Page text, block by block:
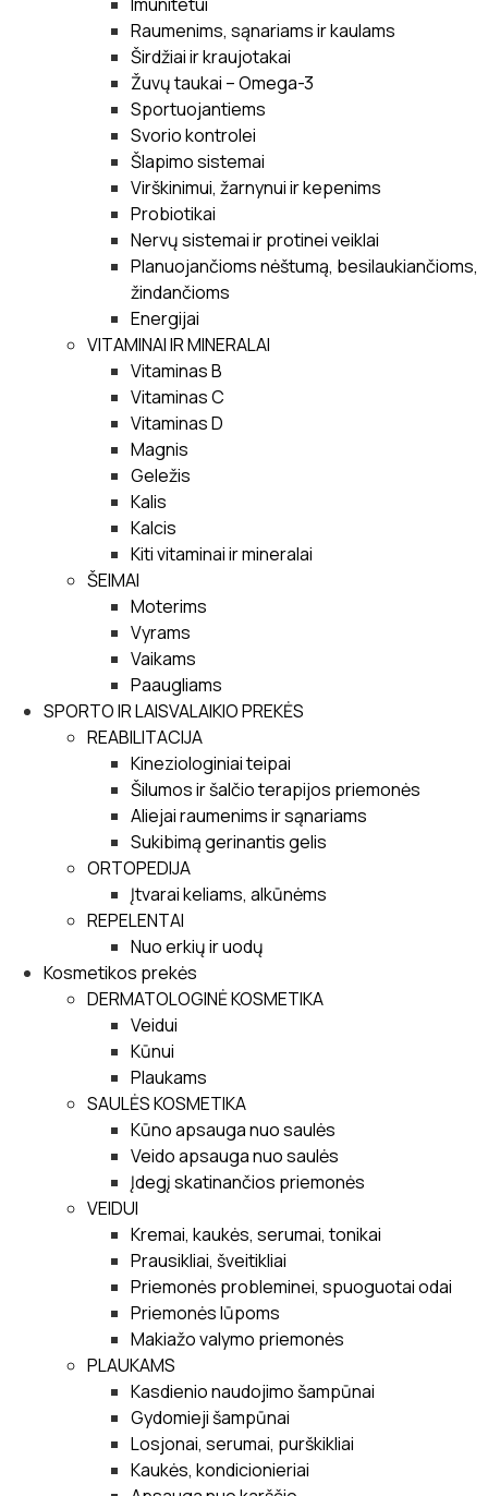
Raumenims, sąnariams ir kaulams
Širdžiai ir kraujotakai
Žuvų taukai – Omega-3
Sportuojantiems
Svorio kontrolei
Šlapimo sistemai
Virškinimui, žarnynui ir kepenims
Probiotikai
Nervų sistemai ir protinei veiklai
Planuojančioms nėštumą, besilaukiančioms,
žindančioms
Energijai
VITAMINAI IR MINERALAI
Vitaminas B
Vitaminas C
Vitaminas D
Magnis
Geležis
Kalis
Kalcis
Kiti vitaminai ir mineralai
ŠEIMAI
Moterims
Vyrams
Vaikams
Paaugliams
SPORTO IR LAISVALAIKIO PREKĖS
REABILITACIJA
Kineziologiniai teipai
Šilumos ir šalčio terapijos priemonės
Aliejai raumenims ir sąnariams
Sukibimą gerinantis gelis
ORTOPEDIJA
Įtvarai keliams, alkūnėms
REPELENTAI
Nuo erkių ir uodų
Kosmetikos prekės
DERMATOLOGINĖ KOSMETIKA
Veidui
Kūnui
Plaukams
SAULĖS KOSMETIKA
Kūno apsauga nuo saulės
Veido apsauga nuo saulės
Įdegį skatinančios priemonės
VEIDUI
Kremai, kaukės, serumai, tonikai
Prausikliai, šveitikliai
Priemonės probleminei, spuoguotai odai
Priemonės lūpoms
Makiažo valymo priemonės
PLAUKAMS
Kasdienio naudojimo šampūnai
Gydomieji šampūnai
Losjonai, serumai, purškikliai
Kaukės, kondicionieriai